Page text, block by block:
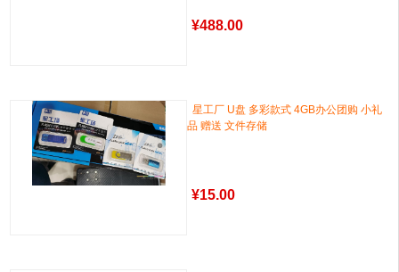
¥488.00
星工厂 U盘 多彩款式 4GB办公团购 小礼
品 赠送 文件存储
¥15.00